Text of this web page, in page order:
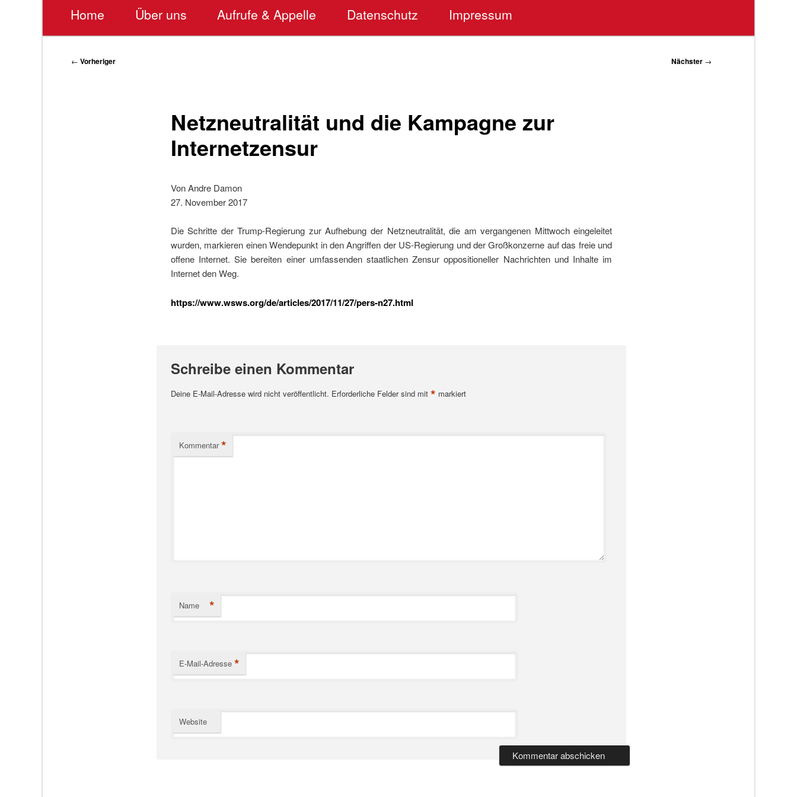
Home Über uns Aufrufe & Appelle Datenschutz Impressum
Beitragsnavigation
← Vorheriger Nächster →
Netzneutralität und die Kampagne zur
Internetzensur
Von Andre Damon
27. November 2017
Die Schritte der Trump-Regierung zur Aufhebung der Netzneutralität, die am vergangenen Mittwoch eingeleitet
wurden, markieren einen Wendepunkt in den Angriffen der US-Regierung und der Großkonzerne auf das freie und
offene Internet. Sie bereiten einer umfassenden staatlichen Zensur oppositioneller Nachrichten und Inhalte im
Internet den Weg.
https://www.wsws.org/de/articles/2017/11/27/pers-n27.html
Schreibe einen Kommentar
Deine E-Mail-Adresse wird nicht veröffentlicht. Erforderliche Felder sind mit * markiert
Kommentar *
Name *
E-Mail-Adresse *
Website